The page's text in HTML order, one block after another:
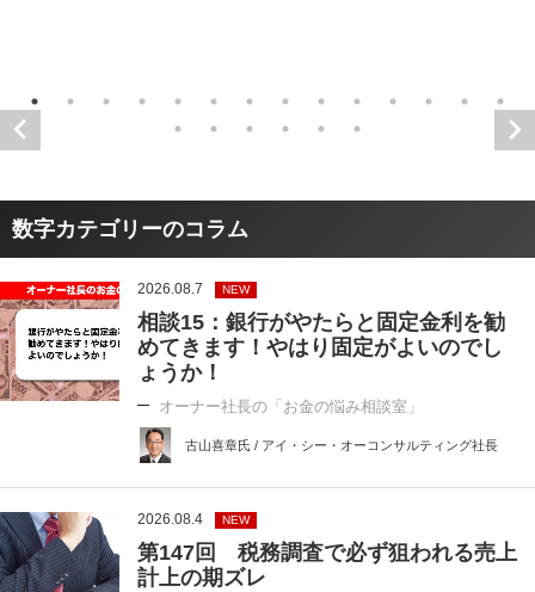
数字カテゴリーのコラム
2026.08.7 NEW
相談15：銀行がやたらと固定金利を勧
めてきます！やはり固定がよいのでし
ょうか！
オーナー社長の「お金の悩み相談室」
古山喜章氏 / アイ・シー・オーコンサルティング社長
2026.08.4 NEW
第147回 税務調査で必ず狙われる売上
計上の期ズレ